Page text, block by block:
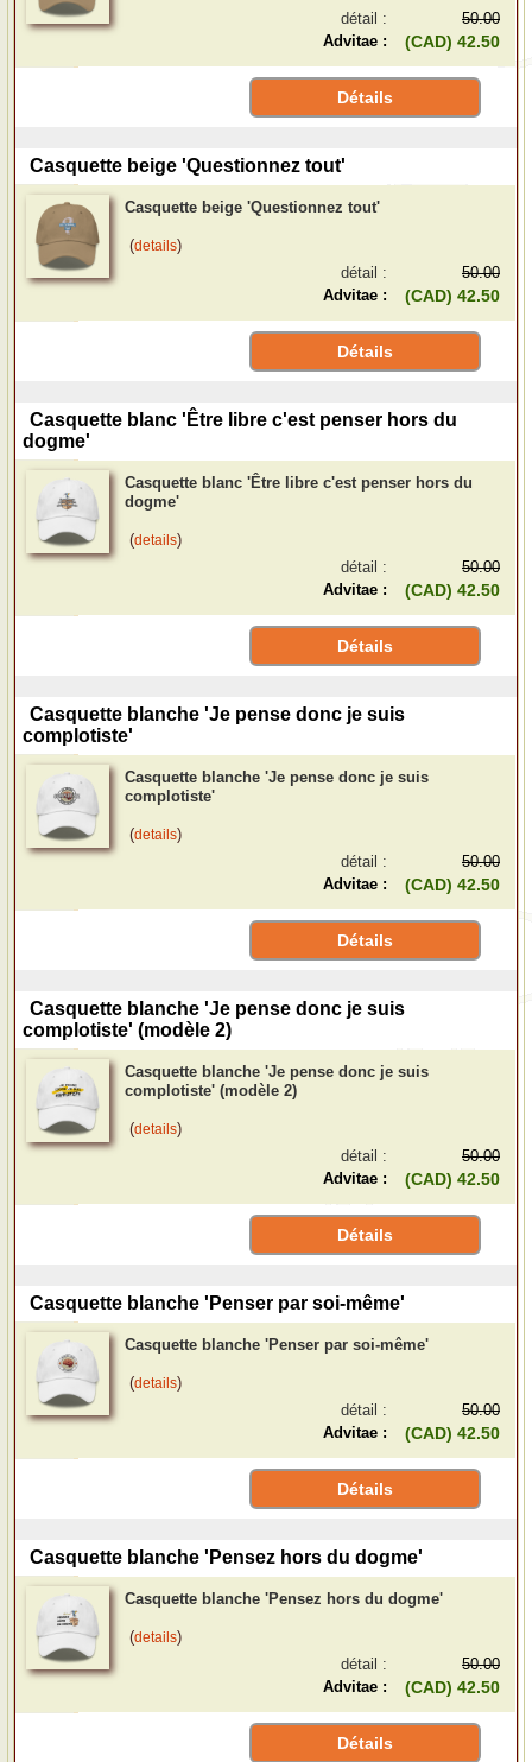
détail :
50.00
Advitae :
(CAD) 42.50
Détails
Casquette beige 'Questionnez tout'
Casquette beige 'Questionnez tout'
(details)
détail :
50.00
Advitae :
(CAD) 42.50
Détails
Casquette blanc 'Être libre c'est penser hors du
dogme'
Casquette blanc 'Être libre c'est penser hors du
dogme'
(details)
détail :
50.00
Advitae :
(CAD) 42.50
Détails
Casquette blanche 'Je pense donc je suis
complotiste'
Casquette blanche 'Je pense donc je suis
complotiste'
(details)
détail :
50.00
Advitae :
(CAD) 42.50
Détails
Casquette blanche 'Je pense donc je suis
complotiste' (modèle 2)
Casquette blanche 'Je pense donc je suis
complotiste' (modèle 2)
(details)
détail :
50.00
Advitae :
(CAD) 42.50
Détails
Casquette blanche 'Penser par soi-même'
Casquette blanche 'Penser par soi-même'
(details)
détail :
50.00
Advitae :
(CAD) 42.50
Détails
Casquette blanche 'Pensez hors du dogme'
Casquette blanche 'Pensez hors du dogme'
(details)
détail :
50.00
Advitae :
(CAD) 42.50
Détails